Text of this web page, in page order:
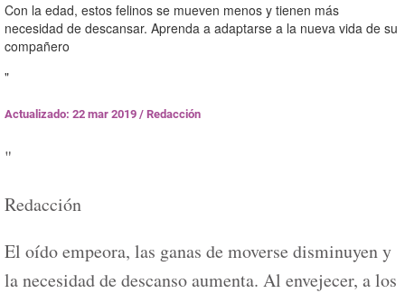
Con la edad, estos felinos se mueven menos y tienen más
necesidad de descansar. Aprenda a adaptarse a la nueva vida de su
compañero
"
Actualizado: 22 mar 2019 / Redacción
"
Redacción
El oído empeora, las ganas de moverse disminuyen y
la necesidad de descanso aumenta. Al envejecer, a los